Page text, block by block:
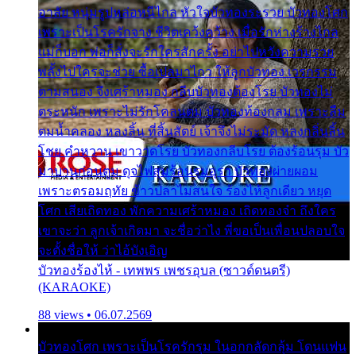
อาลัย หนุ่มรูปหล่อหนีไกล หัวใจบัวทองระรวย บัวทองโศก
เพราะเป็นโรครักจาง ชีวิตเคว้งคว้าง เมื่อรักห่างร้างไกล
แม่ก็บอก พ่อก็สั่งจะรักใครสักครั้ง อย่าไปหวังความรวย
พลั้งไปใครจะช่วย ซื้อเปลมาไกว ให้ลูกบัวทอง เวรกรรม
ตามสนอง จึงเศร้าหมอง กลีบบัวทองต้องโรย บัวทองไม่
ตระหนัก เพราะไม่รักโคลนตม บัวทองท้องกลม เพราะลืม
ตมน้ำคลอง หลงลิ้น ที่สิ้นสัตย์ เจ้าจึงไม่ระมัด หลงกลิ่นลิ้น
โชย คำหวาน เขาวาดโรย บัวทองกลีบโรย ต้องร้อนรุม บัว
มาบานก่อนตูม ดุจไฟสุมร้อนรุมอุรา บัวทองผ่ายผอม
เพราะตรอมฤทัย ข้าวปลาไม่สนใจ ร้องไห้ลูกเดียว หยุด
โศก เสียเถิดทอง พักความเศร้าหมอง เถิดทองจ๋า ถึงใคร
เขาจะว่า ลูกเจ้าเกิดมา จะชื่อว่าไง พี่ขอเป็นเพื่อนปลอบใจ
จะตั้งชื่อให้ ว่าไอ้บังเอิญ
บัวทองร้องไห้ - เทพพร เพชรอุบล (ซาวด์ดนตรี)
(KARAOKE)
88 views • 06.07.2569
บัวทองโศก เพราะเป็นโรครักรุม ในอกกลัดกลุ้ม โดนแฟน